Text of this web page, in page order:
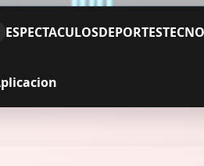
ESPECTACULOSDEPORTESTECNO